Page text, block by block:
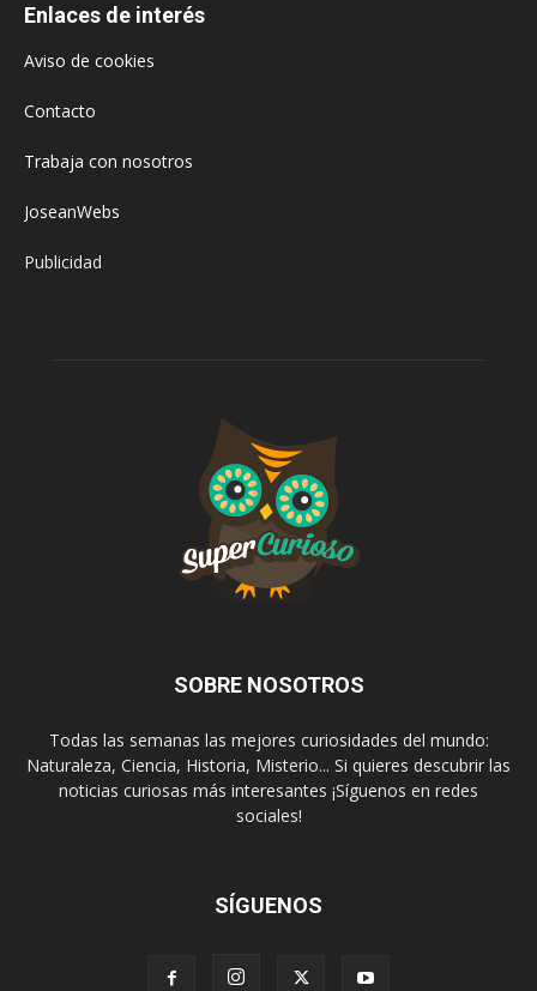
Enlaces de interés
Aviso de cookies
Contacto
Trabaja con nosotros
JoseanWebs
Publicidad
SOBRE NOSOTROS
Todas las semanas las mejores curiosidades del mundo:
Naturaleza, Ciencia, Historia, Misterio... Si quieres descubrir las
noticias curiosas más interesantes ¡Síguenos en redes
sociales!
SÍGUENOS